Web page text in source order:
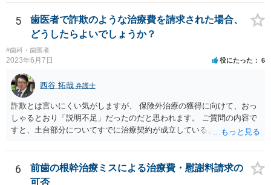
って、産休・育休を認めないということはできません。 ただし、残念
ながら実際には、妊娠・出産をしたら退職する慣行の事業者はありま
す。 しかし、このような慣行となっていること自体が、均等法９条１
項に違反します。 均等法違反は行政指導の対象となり、事業者が是正
勧告に従わない場合には企業名が公表される可能性もあります。 実際
に小さな医院で公表までいったケースがありますが、かなり稀なケー
スと言えます。 また、産休・育休を理由とした解雇は無効であり、損
害賠償請求の対象にもなります。 実際にどのようなアクションを取る
かは、職場での人間関係など気になる点があると思いますが、弁護士
か労基署へ一度ご相談いただくと安心だと思います。 均等法 （婚姻、
妊娠、出産等を理由とする不利益取扱いの禁止等） 第九条 事業主
は、女性労働者が婚姻し、妊娠し、又は出産したことを退職理由とし
て予定する定めをしてはならない。 ２ 事業主は、女性労働者が婚姻
したことを理由として、解雇してはならない。 ３ 事業主は、その雇
用する女性労働者が妊娠したこと、出産したこと、労働基準法（昭和
5
歯医者で詐欺のような治療費を請求された場合、
どうしたらよいでしょうか？
#歯科・歯医者
2023年6月7日 役にたった 6
西谷 拓哉 弁護士
詐欺とは言いにくい気がしますが、 保険外治療の獲得に向けて、おっ
しゃるとおり「説明不足」だったのだと思われます。 ご質問の内容で
すと、土台部分についてすでに治療契約が成立しているように思われ
させることができます。 消費者契約法は、いくつか取消の類型を定め
ています。 いくつか該当しそうな取消権をご参考までのせます。 ①土
台と被せ物の治療は通常同じ歯科で行いますので、被せ物の治療費が
6
前歯の根幹治療ミスによる治療費・慰謝料請求の
可否